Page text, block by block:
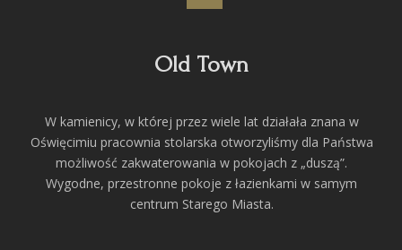
Old Town
W kamienicy, w której przez wiele lat działała znana w
Oświęcimiu pracownia stolarska otworzyliśmy dla Państwa
możliwość zakwaterowania w pokojach z „duszą”.
Wygodne, przestronne pokoje z łazienkami w samym
centrum Starego Miasta.